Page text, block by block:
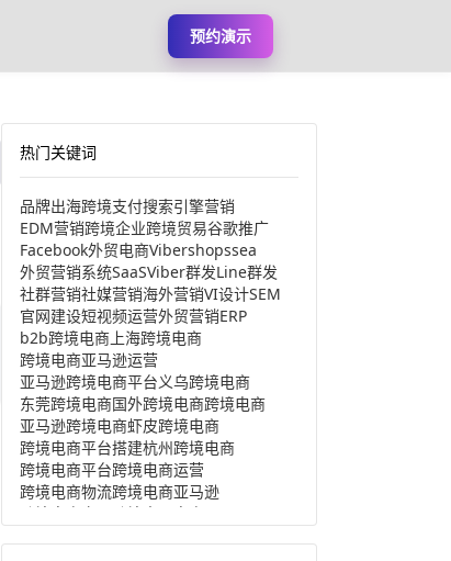
预约演示
热门关键词
品牌出海跨境支付搜索引擎营销
EDM营销跨境企业跨境贸易谷歌推广
Facebook外贸电商Vibershopssea
外贸营销系统SaaSViber群发Line群发
社群营销社媒营销海外营销VI设计SEM
官网建设短视频运营外贸营销ERP
b2b跨境电商 上海跨境电商
跨境电商亚马逊运营
亚马逊跨境电商平台义乌跨境电商
东莞跨境电商国外跨境电商跨境电商
亚马逊跨境电商虾皮跨境电商
跨境电商平台搭建杭州跨境电商
跨境电商平台跨境电商运营
跨境电商物流跨境电商亚马逊
跨境电商产品
跨境出口电商